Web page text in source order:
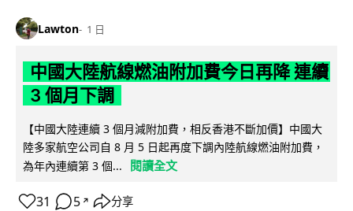
Lawton 1 日
中國大陸航線燃油附加費今日再降 連續
3 個月下調
【中國大陸連續 3 個月減附加費，相反香港不斷加價】中國大
陸多家航空公司自 8 月 5 日起再度下調內陸航線燃油附加費，
為年內連續第 3 個...
閱讀全文
31 5 ↗ 分享